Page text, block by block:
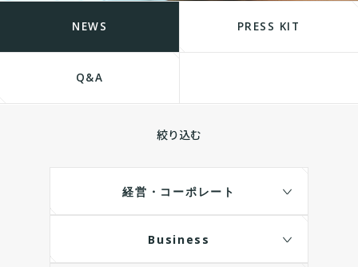
NEWS PRESS KIT
Q&A
絞り込む
経営・コーポレート
Business